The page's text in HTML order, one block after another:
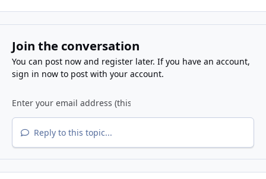
Join the conversation
You can post now and register later. If you have an account,
sign in nowto post with your account.
Reply to this topic...